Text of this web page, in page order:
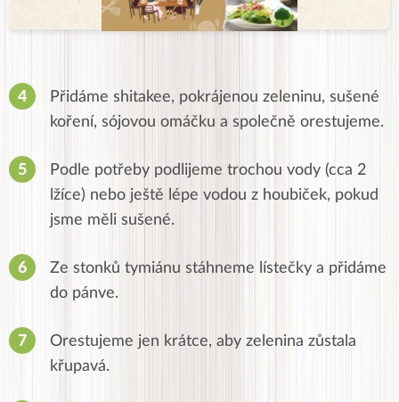
Přidáme shitakee, pokrájenou zeleninu, sušené
koření, sójovou omáčku a společně orestujeme.
Podle potřeby podlijeme trochou vody (cca 2
lžíce) nebo ještě lépe vodou z houbiček, pokud
jsme měli sušené.
Ze stonků tymiánu stáhneme lístečky a přidáme
do pánve.
Orestujeme jen krátce, aby zelenina zůstala
křupavá.